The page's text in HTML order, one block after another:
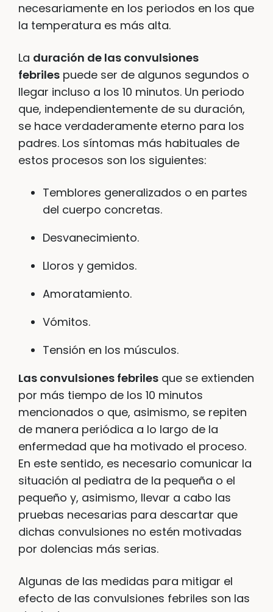
necesariamente en los periodos en los que
la temperatura es más alta.
La duración de las convulsiones
febriles puede ser de algunos segundos o
llegar incluso a los 10 minutos. Un periodo
que, independientemente de su duración,
se hace verdaderamente eterno para los
padres. Los síntomas más habituales de
estos procesos son los siguientes:
Temblores generalizados o en partes
del cuerpo concretas.
Desvanecimiento.
Lloros y gemidos.
Amoratamiento.
Vómitos.
Tensión en los músculos.
Las convulsiones febriles que se extienden
por más tiempo de los 10 minutos
mencionados o que, asimismo, se repiten
de manera periódica a lo largo de la
enfermedad que ha motivado el proceso.
En este sentido, es necesario comunicar la
situación al pediatra de la pequeña o el
pequeño y, asimismo, llevar a cabo las
pruebas necesarias para descartar que
dichas convulsiones no estén motivadas
por dolencias más serias.
Algunas de las medidas para mitigar el
efecto de las convulsiones febriles son las